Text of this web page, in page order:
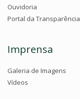
Ouvidoria
Portal da Transparência
Imprensa
Galeria de Imagens
Vídeos